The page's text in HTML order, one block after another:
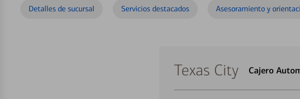
Detalles de sucursal Servicios destacados Asesoramiento y
Texas City Cajero